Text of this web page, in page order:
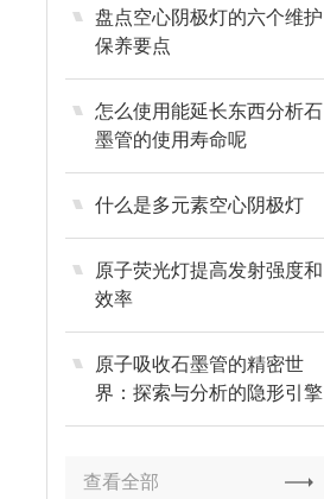
盘点空心阴极灯的六个维护
保养要点
怎么使用能延长东西分析石
墨管的使用寿命呢
什么是多元素空心阴极灯
原子荧光灯提高发射强度和
效率
原子吸收石墨管的精密世
界：探索与分析的隐形引擎
查看全部